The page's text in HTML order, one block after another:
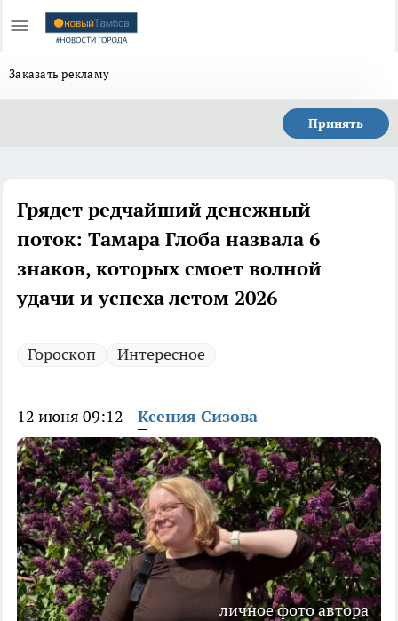
Заказать рекламу
Принять
Грядет редчайший денежный
поток: Тамара Глоба назвала 6
знаков, которых смоет волной
удачи и успеха летом 2026
Гороскоп Интересное
12 июня 09:12 Ксения Сизова
личное фото автора